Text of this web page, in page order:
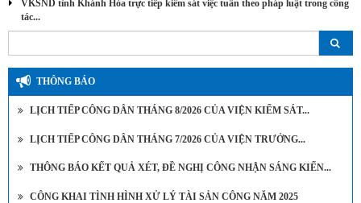
VKSND tỉnh Khánh Hòa trực tiếp kiểm sát việc tuân theo pháp luật trong công
tác...
THÔNG BÁO
LỊCH TIẾP CÔNG DÂN THÁNG 8/2026 CỦA VIỆN KIỂM SÁT...
LỊCH TIẾP CÔNG DÂN THÁNG 7/2026 CỦA VIỆN TRƯỞNG...
THÔNG BÁO KẾT QUẢ XÉT, ĐỀ NGHỊ CÔNG NHẬN SÁNG KIẾN...
CÔNG KHAI TÌNH HÌNH XỬ LÝ TÀI SẢN CÔNG NĂM 2025